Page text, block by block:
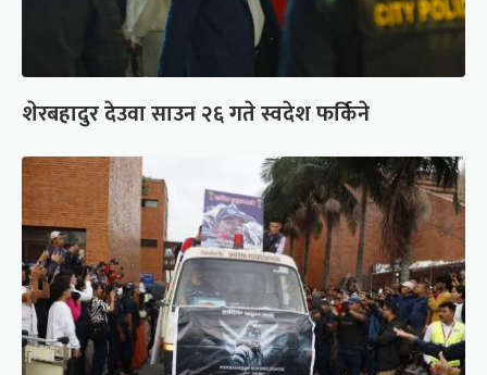
शेरबहादुर देउवा साउन २६ गते स्वदेश फर्किने